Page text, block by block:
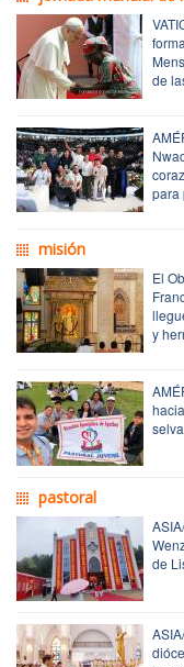
de
para
misión
El
y
pastoral
de